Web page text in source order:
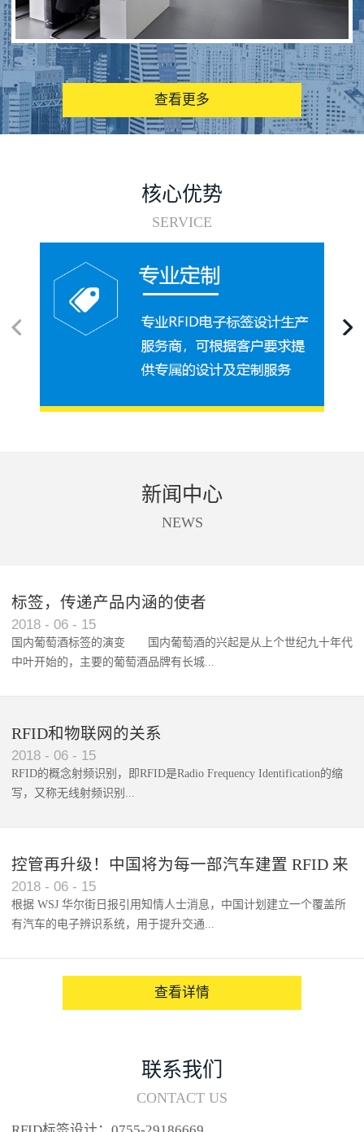
图书馆RFID电子标签管理系统
查看更多
核心优势
SERVICE
新闻中心
NEWS
标签，传递产品内涵的使者
2018 - 06 - 15
国内葡萄酒标签的演变 国内葡萄酒的兴起是从上个世纪九十年代
中叶开始的，主要的葡萄酒品牌有长城...
RFID和物联网的关系
2018 - 06 - 15
RFID的概念射频识别，即RFID是Radio Frequency Identification的缩
写，又称无线射频识别...
控管再升级！中国将为每一部汽车建置 RFID 来
架构辨识系统
2018 - 06 - 15
根据 WSJ 华尔街日报引用知情人士消息，中国计划建立一个覆盖所
有汽车的电子辨识系统，用于提升交通...
查看详情
联系我们
CONTACT US